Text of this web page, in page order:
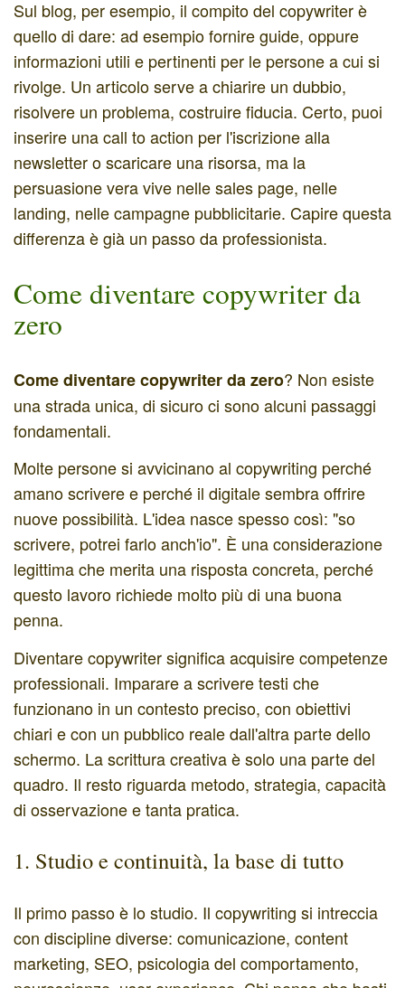
Sul blog, per esempio, il compito del copywriter è
quello di dare: ad esempio fornire guide, oppure
informazioni utili e pertinenti per le persone a cui si
rivolge. Un articolo serve a chiarire un dubbio,
risolvere un problema, costruire fiducia. Certo, puoi
inserire una call to action per l'iscrizione alla
newsletter o scaricare una risorsa, ma la
persuasione vera vive nelle sales page, nelle
landing, nelle campagne pubblicitarie. Capire questa
differenza è già un passo da professionista.
Come diventare copywriter da
zero
Come diventare copywriter da zero? Non esiste
una strada unica, di sicuro ci sono alcuni passaggi
fondamentali.
Molte persone si avvicinano al copywriting perché
amano scrivere e perché il digitale sembra offrire
nuove possibilità. L'idea nasce spesso così: "so
scrivere, potrei farlo anch'io". È una considerazione
legittima che merita una risposta concreta, perché
questo lavoro richiede molto più di una buona
penna.
Diventare copywriter significa acquisire competenze
professionali. Imparare a scrivere testi che
funzionano in un contesto preciso, con obiettivi
chiari e con un pubblico reale dall'altra parte dello
schermo. La scrittura creativa è solo una parte del
quadro. Il resto riguarda metodo, strategia, capacità
di osservazione e tanta pratica.
1. Studio e continuità, la base di tutto
Il primo passo è lo studio. Il copywriting si intreccia
con discipline diverse: comunicazione, content
marketing, SEO, psicologia del comportamento,